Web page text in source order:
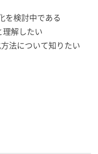
を検討中である
理解したい
法について知りたい